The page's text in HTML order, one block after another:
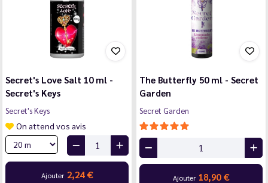
Secret's Love Salt 10 ml -
Secret's Keys
Secret's Keys
On attend vos avis
Ajouter 2,24 €
The Butterfly 50 ml - Secret
Garden
Secret Garden
Ajouter 18,90 €